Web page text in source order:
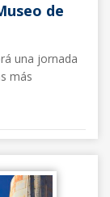
de
una jornada
más